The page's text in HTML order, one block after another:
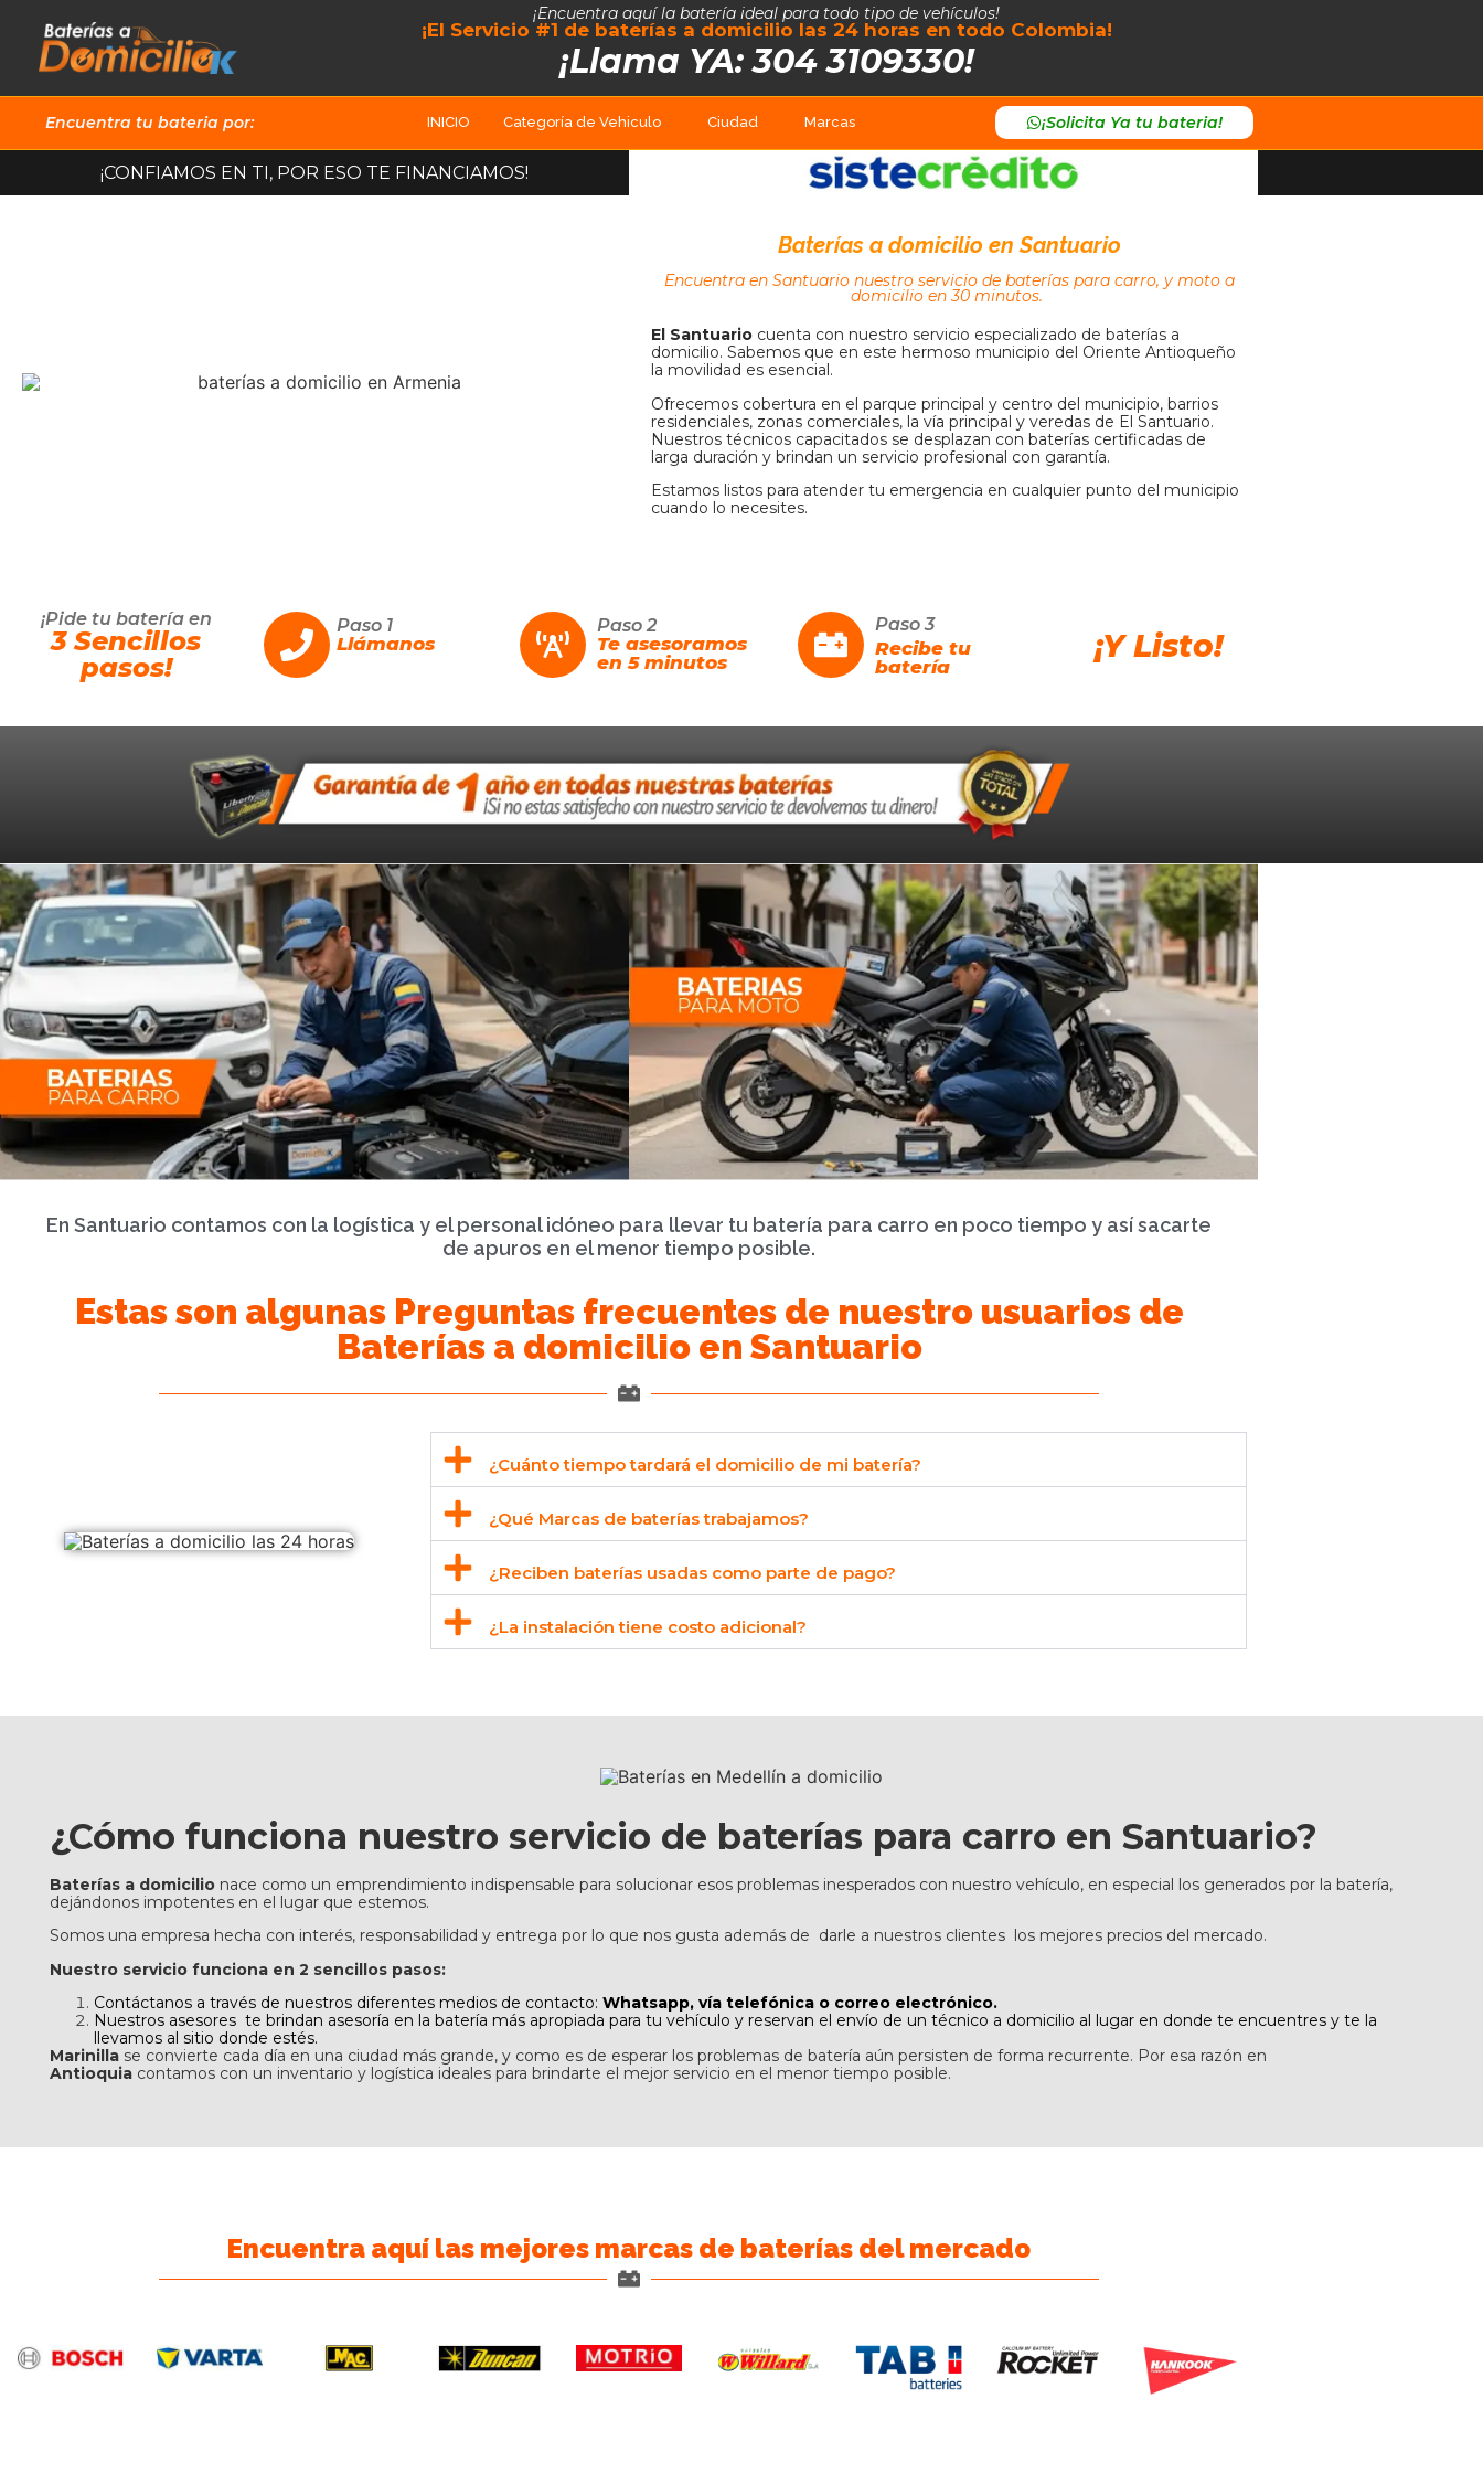
¡Encuentra aquí la batería ideal para todo tipo de vehículos!
¡El Servicio #1 de baterías a domicilio las 24 horas en todo Colombia!
¡Llama YA: 304 3109330!
Encuentra tu bateria por: INICIO Categoría de Vehiculo Ciudad Marcas ¡Solicita Ya tu bateria!
¡CONFIAMOS EN TI, POR ESO TE FINANCIAMOS!
Baterías a domicilio en Santuario
Encuentra en Santuario nuestro servicio de baterías para carro, y moto a
domicilio en 30 minutos.
El Santuario cuenta con nuestro servicio especializado de baterías a
domicilio. Sabemos que en este hermoso municipio del Oriente Antioqueño
la movilidad es esencial.
Ofrecemos cobertura en el parque principal y centro del municipio, barrios
residenciales, zonas comerciales, la vía principal y veredas de El Santuario.
Nuestros técnicos capacitados se desplazan con baterías certificadas de
larga duración y brindan un servicio profesional con garantía.
Estamos listos para atender tu emergencia en cualquier punto del municipio
cuando lo necesites.
¡Pide tu batería en
3 Sencillos
pasos!
Paso 1
Llámanos
Paso 2
Te asesoramos
en 5 minutos
Paso 3
Recibe tu
batería
¡Y Listo!
En Santuario contamos con la logística y el personal idóneo para llevar tu batería para carro en poco tiempo y así sacarte
de apuros en el menor tiempo posible.
Estas son algunas Preguntas frecuentes de nuestro usuarios de
Baterías a domicilio en Santuario
¿Cuánto tiempo tardará el domicilio de mi batería?
¿Qué Marcas de baterías trabajamos?
¿Reciben baterías usadas como parte de pago?
¿La instalación tiene costo adicional?
¿Cómo funciona nuestro servicio de baterías para carro en Santuario?
Baterías a domicilio nace como un emprendimiento indispensable para solucionar esos problemas inesperados con nuestro vehículo, en especial los generados por la batería,
dejándonos impotentes en el lugar que estemos.
Somos una empresa hecha con interés, responsabilidad y entrega por lo que nos gusta además de darle a nuestros clientes los mejores precios del mercado.
Nuestro servicio funciona en 2 sencillos pasos:
Contáctanos a través de nuestros diferentes medios de contacto: Whatsapp, vía telefónica o correo electrónico.
Nuestros asesores te brindan asesoría en la batería más apropiada para tu vehículo y reservan el envío de un técnico a domicilio al lugar en donde te encuentres y te la
llevamos al sitio donde estés.
Marinilla se convierte cada día en una ciudad más grande, y como es de esperar los problemas de batería aún persisten de forma recurrente. Por esa razón en
Antioquia contamos con un inventario y logística ideales para brindarte el mejor servicio en el menor tiempo posible.
Encuentra aquí las mejores marcas de baterías del mercado